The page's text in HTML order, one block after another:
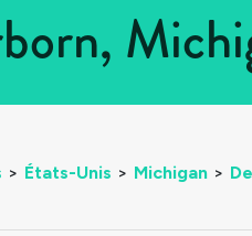
> États-Unis > Michigan >